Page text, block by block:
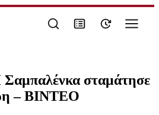
σταμάτησε
– ΒΙΝΤΕΟ